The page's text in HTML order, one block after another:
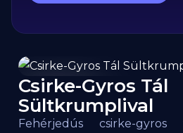
145 kcal / 100g
Csirke-Gyros Tál
Sültkrumplival
Fehérjedús csirke-